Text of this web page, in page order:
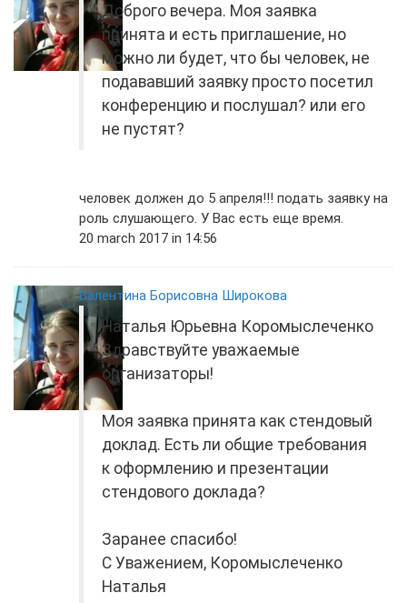
Доброго вечера. Моя заявка
принята и есть приглашение, но
можно ли будет, что бы человек, не
подававший заявку просто посетил
конференцию и послушал? или его
не пустят?
человек должен до 5 апреля!!! подать заявку на
роль слушающего. У Вас есть еще время.
20 march 2017 in 14:56
Валентина Борисовна Широкова
Наталья Юрьевна Коромыслеченко
Здравствуйте уважаемые
организаторы!
Моя заявка принята как стендовый
доклад. Есть ли общие требования
к оформлению и презентации
стендового доклада?
Заранее спасибо!
С Уважением, Коромыслеченко
Наталья